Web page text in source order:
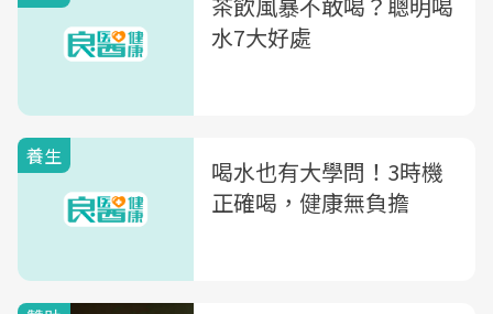
水7大好處
養生
喝水也有大學問！3時機
正確喝，健康無負擔